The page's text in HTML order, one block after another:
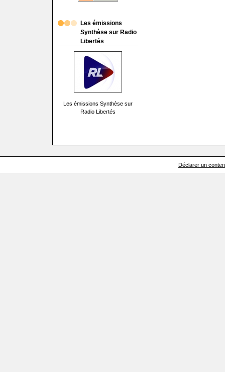
Les émissions
Synthèse sur Radio
Libertés
Les émissions Synthèse sur
Radio Libertés
Déclarer un